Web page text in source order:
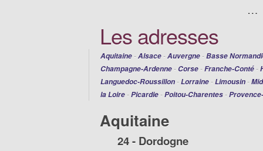
…
Les adresses
Aquitaine-Alsace-Auvergne-Basse
Champagne-Ardenne- Corse-Franche-Conté-
Languedoc-Roussillon-Lorraine-Limousin-
la Loire-Picardie-Poitou-Charentes-
Aquitaine
24 - Dordogne